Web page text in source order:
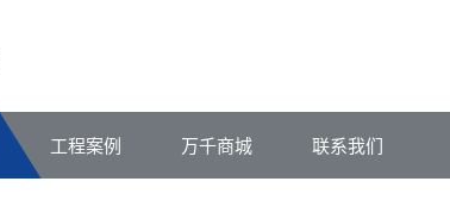
工程案例 万千商城 联系我们